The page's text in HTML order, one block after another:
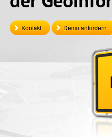
Kontakt Demo anfordern